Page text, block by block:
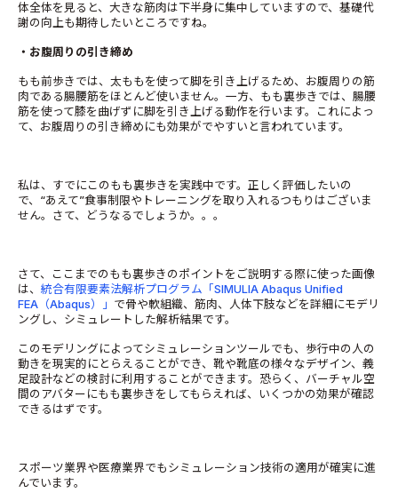
体全体を見ると、大きな筋肉は下半身に集中していますので、基礎代
謝の向上も期待したいところですね。
・お腹周りの引き締め
もも前歩きでは、太ももを使って脚を引き上げるため、お腹周りの筋
肉である腸腰筋をほとんど使いません。一方、もも裏歩きでは、腸腰
筋を使って膝を曲げずに脚を引き上げる動作を行います。これによっ
て、お腹周りの引き締めにも効果がでやすいと言われています。
私は、すでにこのもも裏歩きを実践中です。正しく評価したいの
で、“あえて”食事制限やトレーニングを取り入れるつもりはございま
せん。さて、どうなるでしょうか。。。
さて、ここまでのもも裏歩きのポイントをご説明する際に使った画像
は、 統合有限要素法解析プログラム「SIMULIA Abaqus Unified
FEA（Abaqus）」 で骨や軟組織、筋肉、人体下肢などを詳細にモデリ
ングし、シミュレートした解析結果です。
このモデリングによってシミュレーションツールでも、歩行中の人の
動きを現実的にとらえることができ、靴や靴底の様々なデザイン、義
足設計などの検討に利用することができます。恐らく、バーチャル空
間のアバターにもも裏歩きをしてもらえれば、いくつかの効果が確認
できるはずです。
スポーツ業界や医療業界でもシミュレーション技術の適用が確実に進
んでいます。